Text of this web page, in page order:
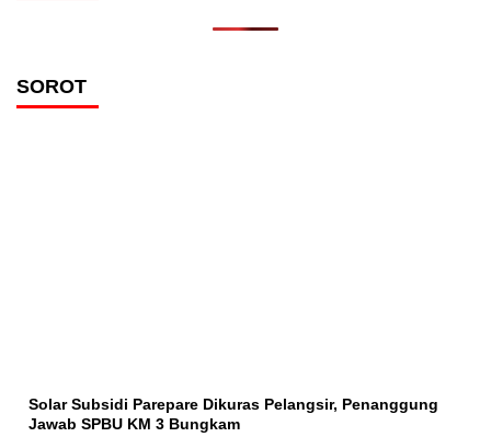
SOROT
Solar Subsidi Parepare Dikuras Pelangsir, Penanggung
Jawab SPBU KM 3 Bungkam